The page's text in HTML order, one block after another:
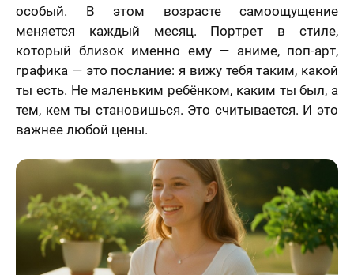
особый. В этом возрасте самоощущение
меняется каждый месяц. Портрет в стиле,
который близок именно ему — аниме, поп-арт,
графика — это послание: я вижу тебя таким, какой
ты есть. Не маленьким ребёнком, каким ты был, а
тем, кем ты становишься. Это считывается. И это
важнее любой цены.